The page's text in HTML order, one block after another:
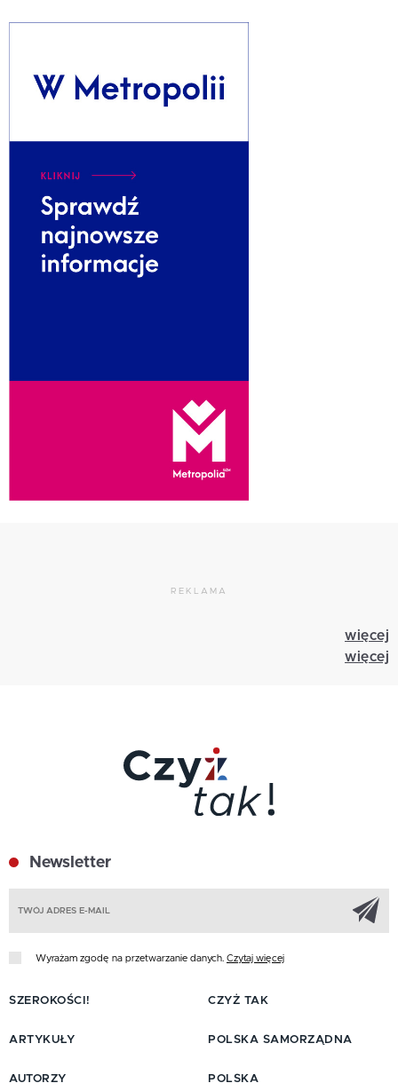
REKLAMA
więcej
więcej
Newsletter
Wyrażam zgodę na przetwarzanie danych. Czytaj więcej
SZEROKOŚCI!
ARTYKUŁY
AUTORZY
CZYŻ TAK
POLSKA SAMORZĄDNA
POLSKA